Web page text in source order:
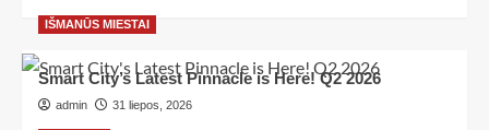
IŠMANŪS MIESTAI
Smart City’s Latest Pinnacle is Here! Q2 2026
admin 31 liepos, 2026